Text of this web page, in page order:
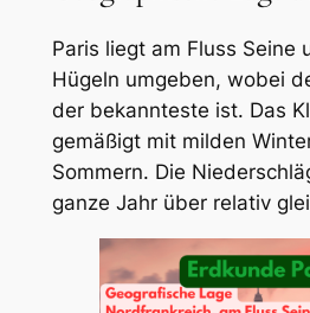
Paris liegt am Fluss Seine
Hügeln umgeben, wobei
der bekannteste ist. Das
gemäßigt mit milden
Sommern. Die
ganze Jahr über relativ